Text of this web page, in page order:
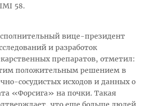
58.
вице-президент
и разработок
препаратов, отметил:
положительным решением в
сосудистых исходов и данных о
«Форсига» на почки. Такая